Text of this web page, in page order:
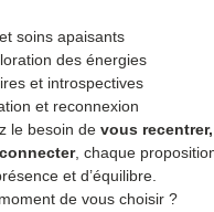
soins apaisants
des énergies
et introspectives
et reconnexion
le besoin de vous
, chaque
et d’équilibre.
de vous choisir ?